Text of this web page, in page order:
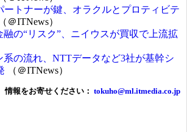
ートナーが鍵、オラクルとプロティビテ
（＠ITNews）
の“リスク”、ニイウスが買収で上流拡
系の流れ、NTTデータなど3社が基幹シ
（＠ITNews）
情報をお寄せください： tokuho@ml.itmedia.co.jp